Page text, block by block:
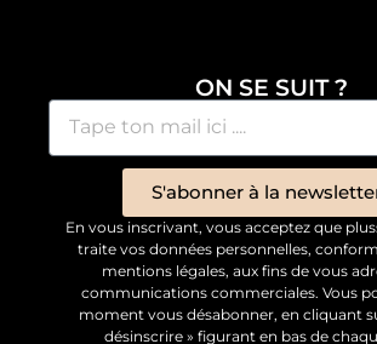
ON SE SUIT ?
S'abonner à la
En vous inscrivant, vous acceptez que
traite vos données personnelles,
mentions légales, aux fins de vous
communications commerciales. Vous
moment vous désabonner, en cliquant
désinscrire » figurant en bas de